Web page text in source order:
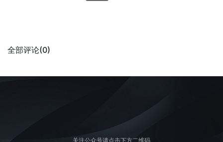
全部评论(0)
关注公众号请点击下方二维码